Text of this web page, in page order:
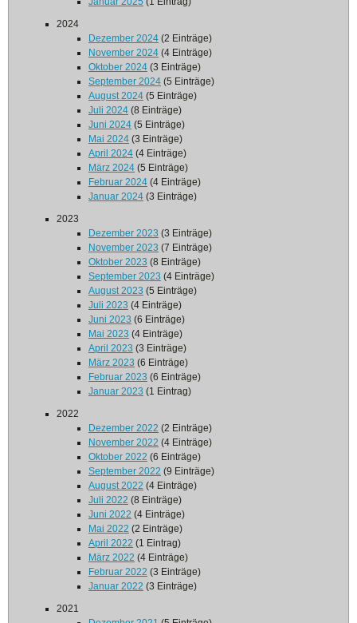
2024
Dezember 2024 (2 Einträge)
November 2024 (4 Einträge)
Oktober 2024 (3 Einträge)
September 2024 (5 Einträge)
August 2024 (5 Einträge)
Juli 2024 (8 Einträge)
Juni 2024 (5 Einträge)
Mai 2024 (3 Einträge)
April 2024 (4 Einträge)
März 2024 (5 Einträge)
Februar 2024 (4 Einträge)
Januar 2024 (3 Einträge)
2023
Dezember 2023 (3 Einträge)
November 2023 (7 Einträge)
Oktober 2023 (8 Einträge)
September 2023 (4 Einträge)
August 2023 (5 Einträge)
Juli 2023 (4 Einträge)
Juni 2023 (6 Einträge)
Mai 2023 (4 Einträge)
April 2023 (3 Einträge)
März 2023 (6 Einträge)
Februar 2023 (6 Einträge)
Januar 2023 (1 Eintrag)
2022
Dezember 2022 (2 Einträge)
November 2022 (4 Einträge)
Oktober 2022 (6 Einträge)
September 2022 (9 Einträge)
August 2022 (4 Einträge)
Juli 2022 (8 Einträge)
Juni 2022 (4 Einträge)
Mai 2022 (2 Einträge)
April 2022 (1 Eintrag)
März 2022 (4 Einträge)
Februar 2022 (3 Einträge)
Januar 2022 (3 Einträge)
2021